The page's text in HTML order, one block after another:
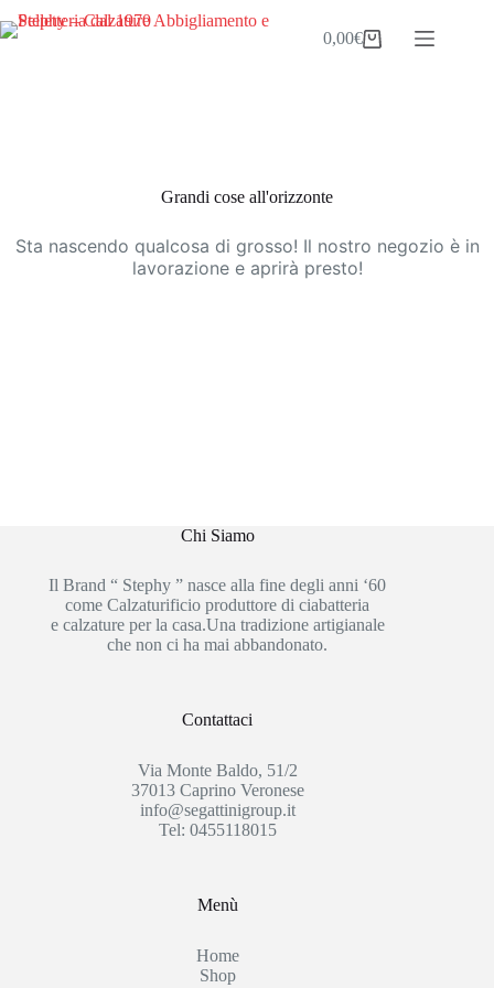
al
Carrello
0,00€
Grandi cose all'orizzonte
Sta nascendo qualcosa di grosso! Il nostro negozio è in
lavorazione e aprirà presto!
Chi Siamo
Il Brand “ Stephy ” nasce alla fine degli anni ‘60
come Calzaturificio produttore di ciabatteria
e calzature per la casa.Una tradizione artigianale
che non ci ha mai abbandonato.
Contattaci
Via Monte Baldo, 51/2
37013 Caprino Veronese
info@segattinigroup.it
Tel: 0455118015
Menù
Home
Shop